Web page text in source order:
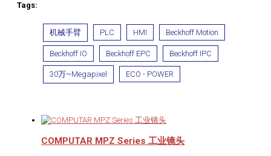
Tags:
机械手臂 PLC HMI Beckhoff Motion
Beckhoff IO Beckhoff EPC Beckhoff IPC
30万~Megapixel ECO - POWER
COMPUTAR MPZ Series 工业镜头